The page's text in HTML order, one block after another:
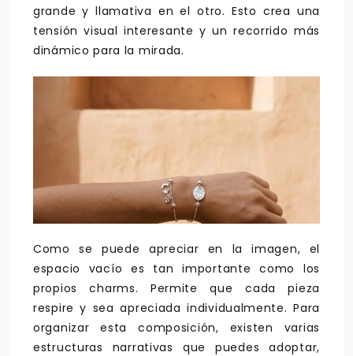
grande y llamativa en el otro. Esto crea una
tensión visual interesante y un recorrido más
dinámico para la mirada.
Como se puede apreciar en la imagen, el
espacio vacío es tan importante como los
propios charms. Permite que cada pieza
respire y sea apreciada individualmente. Para
organizar esta composición, existen varias
estructuras narrativas que puedes adoptar,